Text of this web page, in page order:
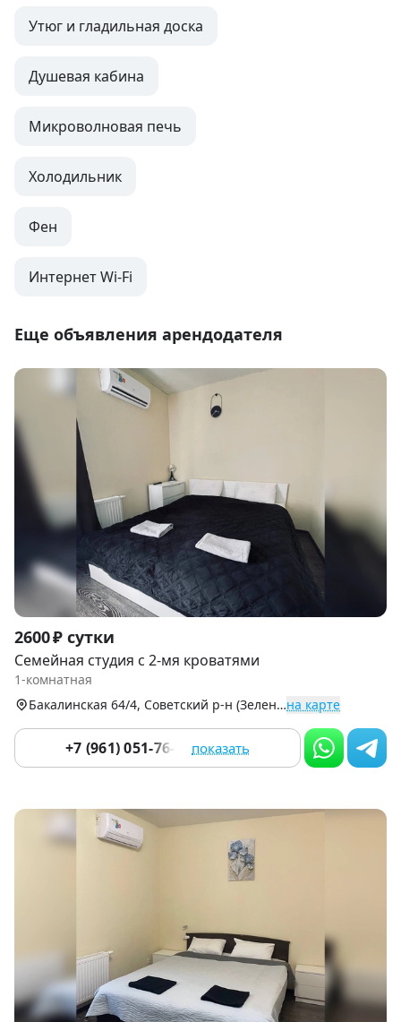
Утюг и гладильная доска
Душевая кабина
Микроволновая печь
Холодильник
Фен
Интернет Wi-Fi
Еще объявления арендодателя
Item
1
of
9
2600 ₽ сутки
Семейная студия с 2-мя кроватями
1-комнатная
Бакалинская 64/4, Советский р-н (Зеленая Роща)на карте
+7 (961) 051-76-01 показать